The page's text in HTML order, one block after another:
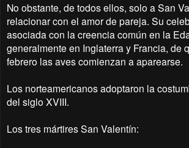
No obstante, de todos ellos, solo a San
relacionar con el amor de pareja. Su
asociada con la creencia común en la
generalmente en Inglaterra y Francia, de
febrero las aves comienzan a aparearse.
Los norteamericanos adoptaron la
del siglo XVIII.
Los tres mártires San Valentín: